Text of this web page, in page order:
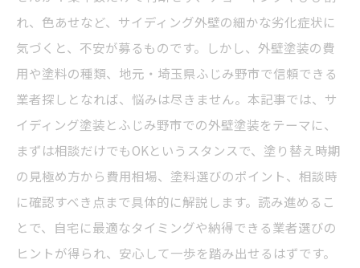
れ、色あせなど、サイディング外壁の細かな劣化症状に
気づくと、不安が募るものです。しかし、外壁塗装の費
用や塗料の種類、地元・埼玉県ふじみ野市で信頼できる
業者探しとなれば、悩みは尽きません。本記事では、サ
イディング塗装とふじみ野市での外壁塗装をテーマに、
まずは相談だけでもOKというスタンスで、塗り替え時期
の見極め方から費用相場、塗料選びのポイント、相談時
に確認すべき点まで具体的に解説します。読み進めるこ
とで、自宅に最適なタイミングや納得できる業者選びの
ヒントが得られ、安心して一歩を踏み出せるはずです。